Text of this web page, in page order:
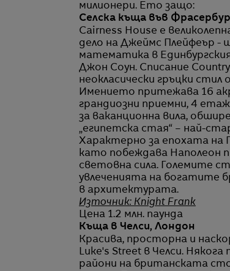
милионери. Ето защо:
Селска къща във
Cairness House е
дело на Джеймс Плейфеър -
математика в
Джон Соун. Списание
неокласически гръцки
Имението притежава 16
грандиозни приемни, 4
за ваканционна вила,
„египетска стая“ – най-
Характерно за епохата на
като побеждава Наполеон
световна сила. Големите
увлеченията на богатите
в архитектурата.
Източник: Knight Frank
Цена 1.2 млн. паунда
Къща в Челси, Лондон
Красива, просторна и
Luke's Street в Челси.
райони на британската